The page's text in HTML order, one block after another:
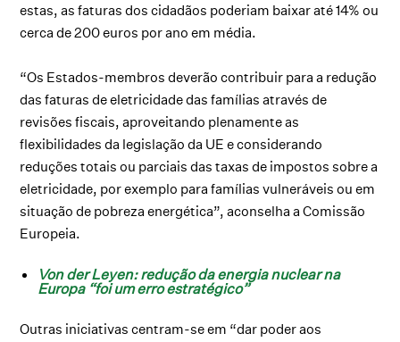
estas, as faturas dos cidadãos poderiam baixar até 14% ou
cerca de 200 euros por ano em média.
“Os Estados-membros deverão contribuir para a redução
das faturas de eletricidade das famílias através de
revisões fiscais, aproveitando plenamente as
flexibilidades da legislação da UE e considerando
reduções totais ou parciais das taxas de impostos sobre a
eletricidade, por exemplo para famílias vulneráveis ou em
situação de pobreza energética”, aconselha a Comissão
Europeia.
Von der Leyen: redução da energia nuclear na
Europa “foi um erro estratégico”
Outras iniciativas centram-se em “dar poder aos